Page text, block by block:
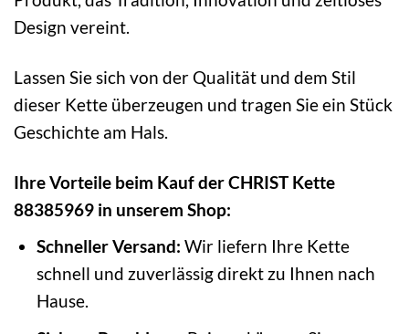
Design vereint.
Lassen Sie sich von der Qualität und dem Stil
dieser Kette überzeugen und tragen Sie ein Stück
Geschichte am Hals.
Ihre Vorteile beim Kauf der CHRIST Kette
88385969 in unserem Shop:
Schneller Versand: Wir liefern Ihre Kette
schnell und zuverlässig direkt zu Ihnen nach
Hause.